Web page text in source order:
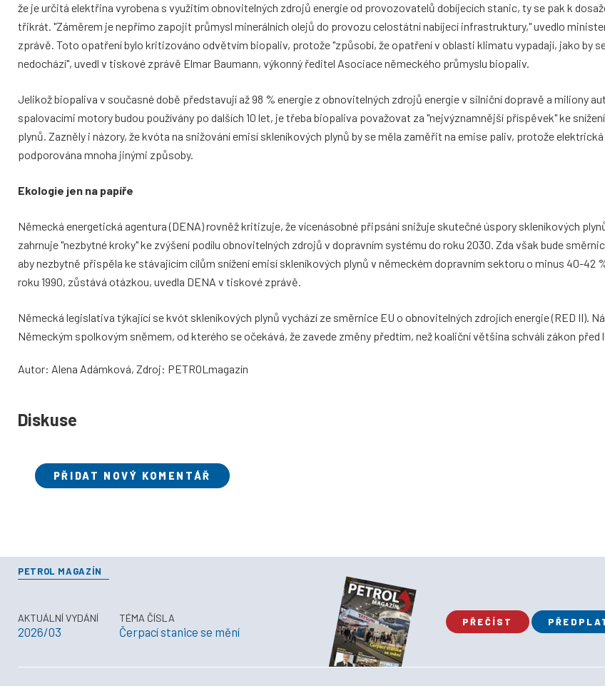
že je určitá elektřina vyrobena s využitím obnovitelných zdrojů energie od provozovatelů dobíjecích stanic, ty se pak k
třikrát. "Záměrem je nepřímo zapojit průmysl minerálních olejů do provozu celostátní nabíjecí infrastruktury," uvedlo
zprávě. Toto opatření bylo kritizováno odvětvím biopaliv, protože "způsobí, že opatření v oblasti klimatu vypadají, jako by
nedochází", uvedl v tiskové zprávě Elmar Baumann, výkonný ředitel Asociace německého průmyslu biopaliv.
Jelikož biopaliva v současné době představují až 98 % energie z obnovitelných zdrojů energie v silniční dopravě a miliony
spalovacími motory budou používány po dalších 10 let, je třeba biopaliva považovat za "nejvýznamnější příspěvek" ke
plynů. Zazněly i názory, že kvóta na snižování emisí skleníkových plynů by se měla zaměřit na emise paliv, protože
podporována mnoha jinými způsoby.
Ekologie jen na papíře
Německá energetická agentura (DENA) rovněž kritizuje, že vícenásobné připsání snižuje skutečné úspory skleníkových
zahrnuje "nezbytné kroky" ke zvýšení podílu obnovitelných zdrojů v dopravním systému do roku 2030. Zda však bude
aby nezbytně přispěla ke stávajícím cílům snížení emisí skleníkových plynů v německém dopravním sektoru o minus 40-42
roku 1990, zůstává otázkou, uvedla DENA v tiskové zprávě.
Německá legislativa týkající se kvót skleníkových plynů vychází ze směrnice EU o obnovitelných zdrojích energie (RED II).
Německým spolkovým sněmem, od kterého se očekává, že zavede změny předtím, než koaliční většina schválí zákon
Autor: Alena Adámková, Zdroj: PETROLmagazín
Diskuse
PŘIDAT NOVÝ KOMENTÁŘ
PETROL MAGAZÍN
AKTUÁLNÍ VYDÁNÍ
2026/03
TÉMA ČÍSLA
Čerpací stanice se mění
PŘEČÍST